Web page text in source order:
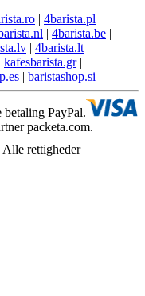
| 4barista.pl |
| 4barista.be |
| 4barista.lt |
kafesbarista.gr|
| baristashop.si
rettigheder